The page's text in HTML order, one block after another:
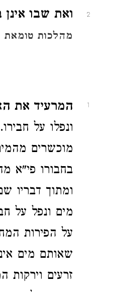
2 ואת שבו אינן
מהלכות טומאת
1 המרעיד את
ונפלו על
מוכשרים
בחבורו פי"א
ומתוך דבריו
מים ונפל על
על הפירות
שאותם מים
זרעים וירקות